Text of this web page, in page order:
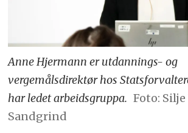
Anne Hjermann er utdannings- og
vergemålsdirektør hos
har ledet arbeidsgruppa. Foto:
Sandgrind